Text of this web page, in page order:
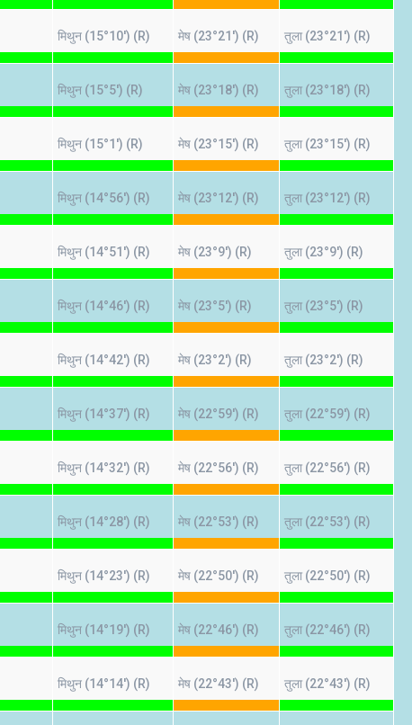
मिथुन (15°10') (R) मेष (23°21') (R) तुला (23°21') (R)
मिथुन (15°5') (R) मेष (23°18') (R) तुला (23°18') (R)
मिथुन (15°1') (R) मेष (23°15') (R) तुला (23°15') (R)
मिथुन (14°56') (R) मेष (23°12') (R) तुला (23°12') (R)
मिथुन (14°51') (R) मेष (23°9') (R) तुला (23°9') (R)
मिथुन (14°46') (R) मेष (23°5') (R) तुला (23°5') (R)
मिथुन (14°42') (R) मेष (23°2') (R) तुला (23°2') (R)
मिथुन (14°37') (R) मेष (22°59') (R) तुला (22°59') (R)
मिथुन (14°32') (R) मेष (22°56') (R) तुला (22°56') (R)
मिथुन (14°28') (R) मेष (22°53') (R) तुला (22°53') (R)
मिथुन (14°23') (R) मेष (22°50') (R) तुला (22°50') (R)
मिथुन (14°19') (R) मेष (22°46') (R) तुला (22°46') (R)
मिथुन (14°14') (R) मेष (22°43') (R) तुला (22°43') (R)